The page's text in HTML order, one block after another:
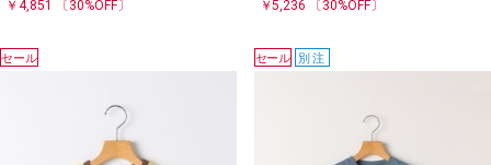
￥4,851
〔30%OFF〕
￥5,236
〔30%OFF〕
セール セール 別注